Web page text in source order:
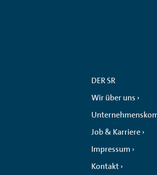
DER SR
Wir über uns
Job & Karriere
Impressum
Kontakt